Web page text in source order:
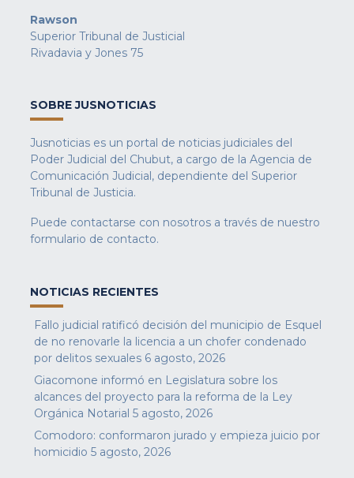
Rawson
Superior Tribunal de Justicial
Rivadavia y Jones 75
SOBRE JUSNOTICIAS
Jusnoticias es un portal de noticias judiciales del
Poder Judicial del Chubut, a cargo de la Agencia de
Comunicación Judicial, dependiente del Superior
Tribunal de Justicia.
Puede contactarse con nosotros a través de nuestro
formulario de contacto.
NOTICIAS RECIENTES
Fallo judicial ratificó decisión del municipio de Esquel
de no renovarle la licencia a un chofer condenado
por delitos sexuales 6 agosto, 2026
Giacomone informó en Legislatura sobre los
alcances del proyecto para la reforma de la Ley
Orgánica Notarial 5 agosto, 2026
Comodoro: conformaron jurado y empieza juicio por
homicidio 5 agosto, 2026